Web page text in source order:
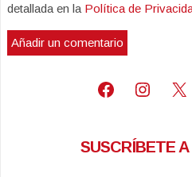
detallada en la Política de
Facebook
X
SUSCRÍBETE